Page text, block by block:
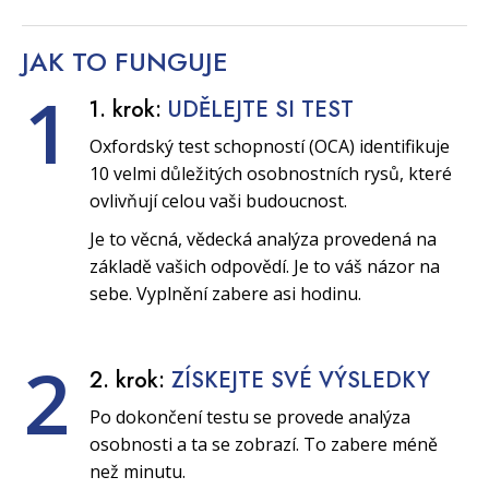
JAK TO FUNGUJE
1 1. krok: UDĚLEJTE SI TEST
Oxfordský test schopností (OCA) identifikuje
10 velmi důležitých osobnostních rysů, které
ovlivňují celou vaši budoucnost.
Je to věcná, vědecká analýza provedená na
základě vašich odpovědí. Je to váš názor na
sebe. Vyplnění zabere asi hodinu.
2 2. krok: ZÍSKEJTE SVÉ VÝSLEDKY
Po dokončení testu se provede analýza
osobnosti a ta se zobrazí. To zabere méně
než minutu.